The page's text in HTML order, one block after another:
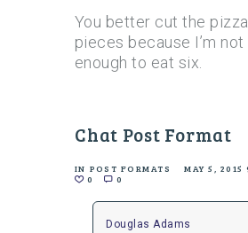
You better cut the
pieces because I’m not
enough to eat six.
Chat Post Format
IN POST FORMATS
MAY 5, 2015
0
0
Douglas Adams